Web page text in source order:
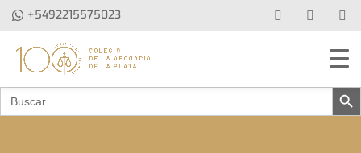
+5492215575023
Buscar: Botón de